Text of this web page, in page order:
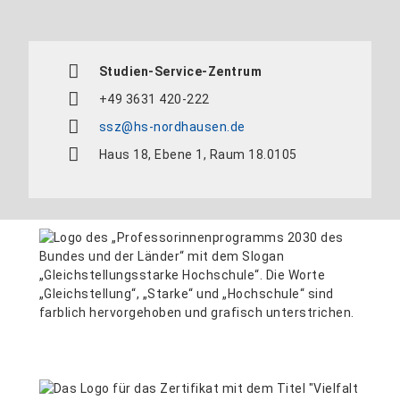
Studien-Service-Zentrum
+49 3631 420-222
ssz@hs-nordhausen.de
Haus 18, Ebene 1, Raum 18.0105